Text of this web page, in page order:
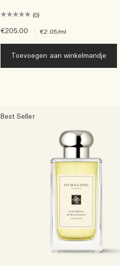
(0)
€205.00 €2.05/ml
Toevoegen aan winkelmandje
Best Seller